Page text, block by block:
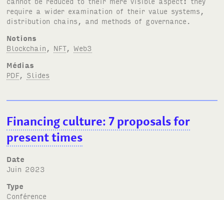
require a wider examination of their value systems,
distribution chains, and methods of governance.
Notions
Blockchain , NFT,Web3
Médias
PDF, Slides
Financing culture: 7 proposals for
present times
Date
juin 2023
Type
Conférence